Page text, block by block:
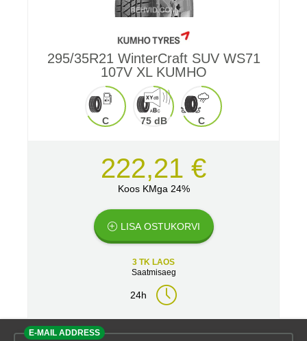
295/35R21 WinterCraft SUV WS71
107V XL KUMHO
C 75 dB C
222,21 €
Koos KMga 24%
LISA OSTUKORVI
3 TK LAOS
Saatmisaeg
24h
E-MAIL ADDRESS